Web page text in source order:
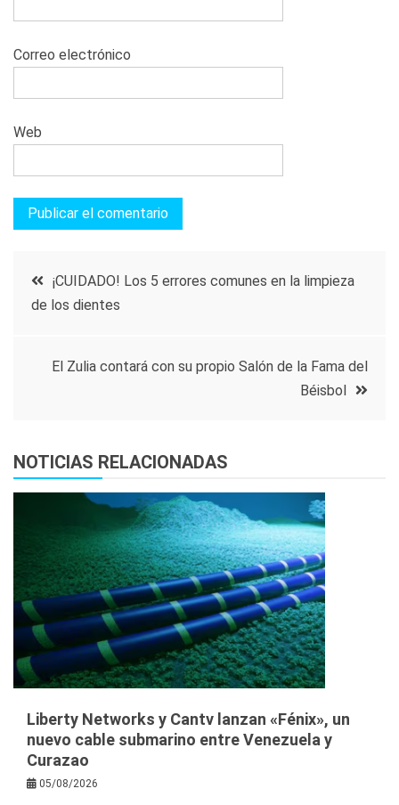
Correo electrónico
Web
Navegación
entradas
¡CUIDADO! Los 5 errores comunes en la limpieza
de los dientes
El Zulia contará con su propio Salón de la Fama del
Béisbol
NOTICIAS RELACIONADAS
Liberty Networks y Cantv lanzan «Fénix», un
nuevo cable submarino entre Venezuela y
Curazao
05/08/2026